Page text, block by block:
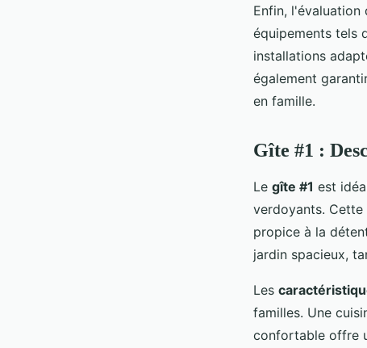
Enfin,
équipements tels
installations
également
en famille.
Gîte #1 :
Le gîte #1 est
verdoyants.
propice à la
jardin spacieux,
Les
familles. Une
confortable offre